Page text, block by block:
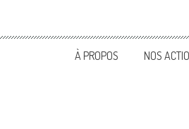
À PROPOS NOS